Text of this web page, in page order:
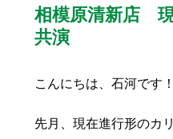
相模原清新店
共演
こんにちは、石河です！
先月、現在進行形のカ